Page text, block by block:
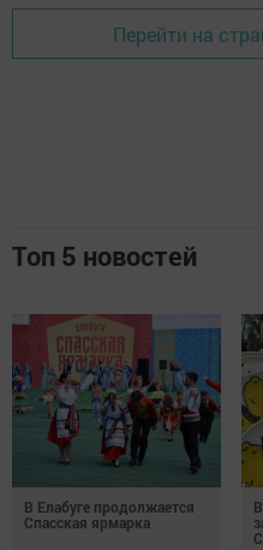
Перейти на
Топ 5 новостей
В Елабуге продолжается
Спасская ярмарка